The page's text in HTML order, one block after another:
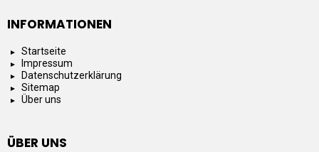
INFORMATIONEN
Startseite
Impressum
Datenschutzerklärung
Sitemap
Über uns
ÜBER UNS